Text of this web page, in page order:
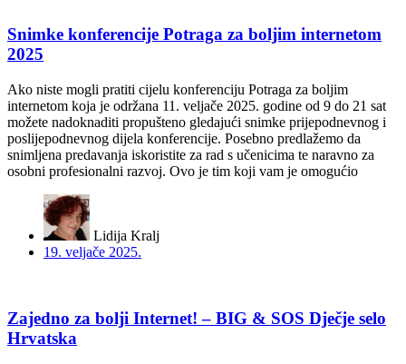
Snimke konferencije Potraga za boljim internetom
2025
Ako niste mogli pratiti cijelu konferenciju Potraga za boljim
internetom koja je održana 11. veljače 2025. godine od 9 do 21 sat
možete nadoknaditi propušteno gledajući snimke prijepodnevnog i
poslijepodnevnog dijela konferencije. Posebno predlažemo da
snimljena predavanja iskoristite za rad s učenicima te naravno za
osobni profesionalni razvoj. Ovo je tim koji vam je omogućio
Lidija Kralj
19. veljače 2025.
Zajedno za bolji Internet! – BIG & SOS Dječje selo
Hrvatska